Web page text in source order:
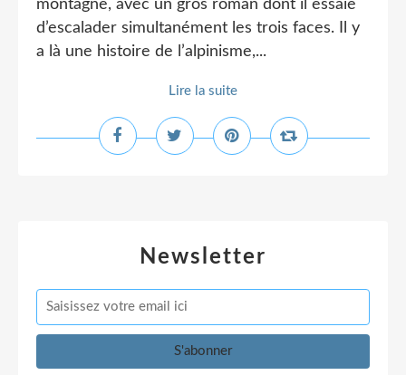
montagne, avec un gros roman dont il essaie
d’escalader simultanément les trois faces. Il y
a là une histoire de l’alpinisme,...
Lire la suite
Newsletter